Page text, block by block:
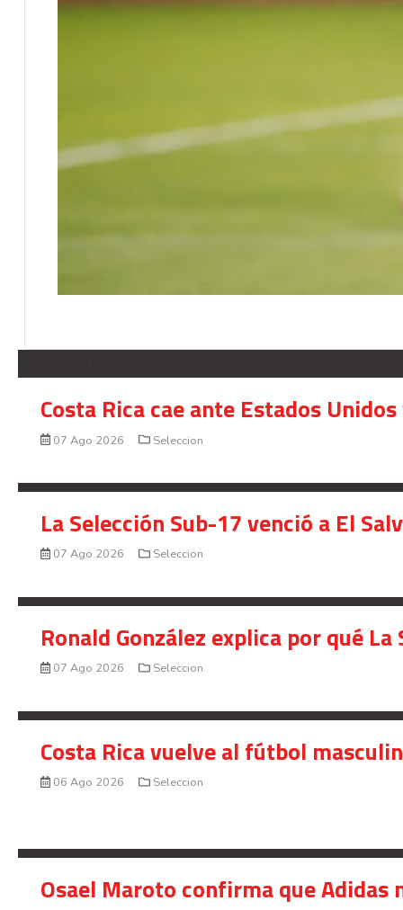
Costa Rica cae ante Estados
07 Ago 2026 Seleccion
La Selección Sub-17 venció a El
07 Ago 2026 Seleccion
Ronald González explica por qué
07 Ago 2026 Seleccion
Costa Rica vuelve al fútbol
06 Ago 2026 Seleccion
Osael Maroto confirma que Adidas